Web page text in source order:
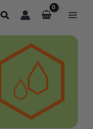
Søg